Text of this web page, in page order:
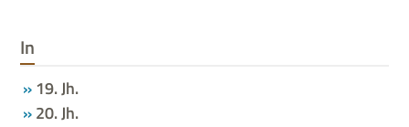
In
19. Jh.
20. Jh.